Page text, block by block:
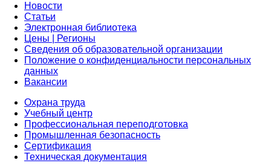
Новости
Статьи
Электронная библиотека
Цены | Регионы
Сведения об образовательной организации
Положение о конфиденциальности персональных
данных
Вакансии
Охрана труда
Учебный центр
Профессиональная переподготовка
Промышленная безопасность
Сертификация
Техническая документация